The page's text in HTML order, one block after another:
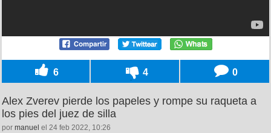
6 4 0
Alex Zverev pierde los papeles y rompe su raqueta a
los pies del juez de silla
por manuel el 24 feb 2022, 10:26